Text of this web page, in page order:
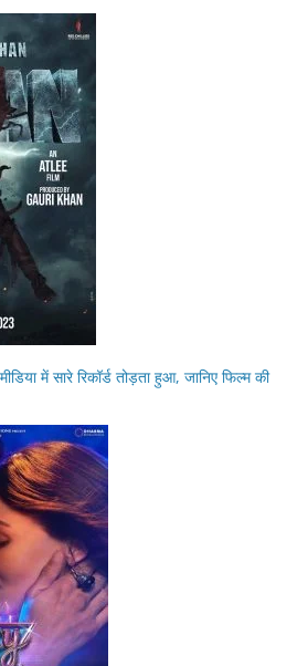
में सारे रिकॉर्ड तोड़ता हुआ, जानिए फिल्म की